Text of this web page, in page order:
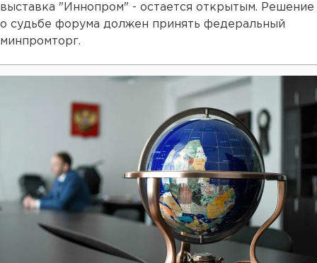
выставка "Иннопром" - остается открытым. Решение
о судьбе форума должен принять федеральный
минпромторг.